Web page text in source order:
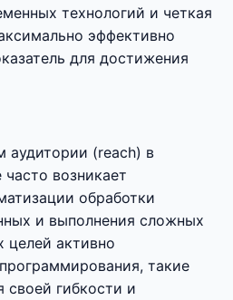
технологий и четкая
эффективно
для достижения
аудитории (reach) в
возникает
обработки
и выполнения сложных
целей активно
такие
своей гибкости и